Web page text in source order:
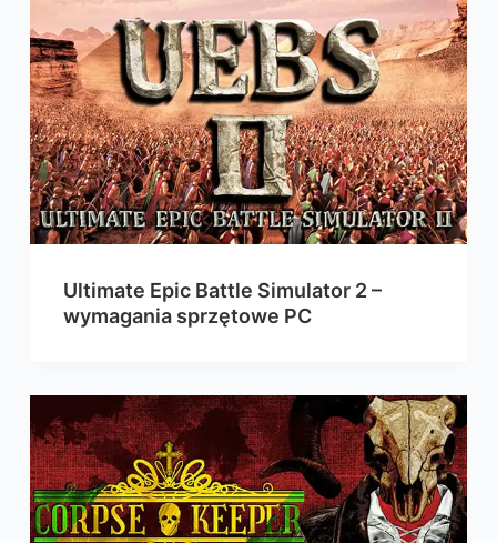
Ultimate Epic Battle Simulator 2 –
wymagania sprzętowe PC